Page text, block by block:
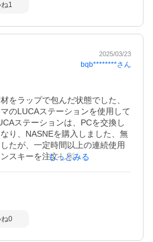
1
2025/03/23
bqb********さん
をラップで包んだ状態でした、
のLUCAステーションを使用して
ステーションは、PCを交換し
り、NASNEを購入しました、無
たが、一定時間以上の連続使用
スキーを注文し製品版として使
もっとみる
0